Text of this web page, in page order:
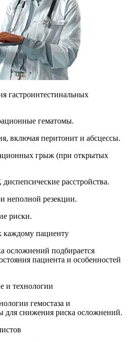
гастроинтестинальных
гематомы.
включая перитонит и абсцессы.
грыж (при открытых
расстройства.
неполной резекции.
риски.
каждому пациенту
осложнений подбирается
пациента и особенностей
и технологии
гемостаза и
для снижения риска осложнений.